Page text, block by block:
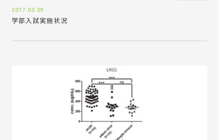
2017.03.09
学部入試実施状況